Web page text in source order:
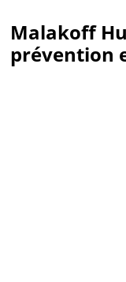
Malakoff
prévention